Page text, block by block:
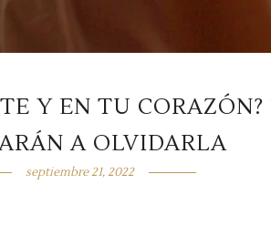
Y EN TU CORAZÓN?
A OLVIDARLA
septiembre 21, 2022